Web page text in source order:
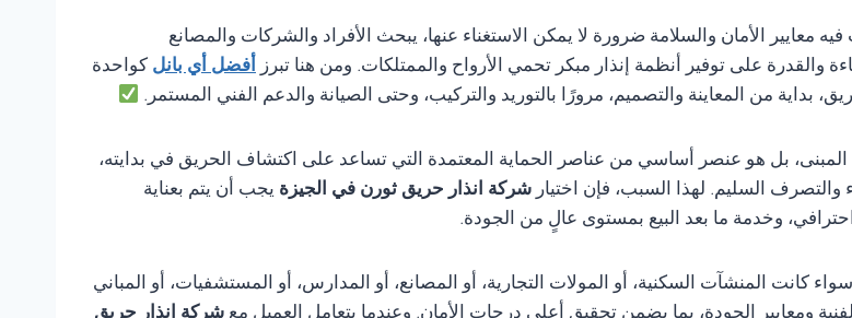
أصبحت فيه معايير الأمان والسلامة ضرورة لا يمكن الاستغناء عنها، يبحث الأفراد والشركات والمصانع
والقدرة على توفير أنظمة إنذار مبكر تحمي الأرواح والممتلكات. ومن هنا تبرز أفضل أي بانل كواحدة
من المعاينة والتصميم، مرورًا بالتوريد والتركيب، وحتى الصيانة والدعم الفني المستمر.
بل هو عنصر أساسي من عناصر الحماية المعتمدة التي تساعد على اكتشاف الحريق في بدايته،
والتصرف السليم. لهذا السبب، فإن اختيار شركة انذار حريق ثورن في الجيزة يجب أن يتم بعناية
وخدمة ما بعد البيع بمستوى عالٍ من الجودة.
كانت المنشآت السكنية، أو المولات التجارية، أو المصانع، أو المدارس، أو المستشفيات، أو المباني